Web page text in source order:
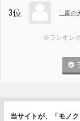
3位 三園の
※ランキン
当サイトが、「モノ